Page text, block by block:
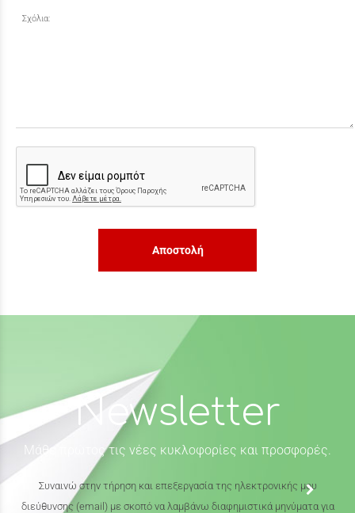
Σχόλια:
Αποστολή
Newsletter
Μάθε πρώτος τις νέες κυκλοφορίες και προσφορές.
Συναινώ στην τήρηση και επεξεργασία της ηλεκτρονικής μου
διεύθυνσης (email) με σκοπό να λαμβάνω διαφημιστικά μηνύματα για